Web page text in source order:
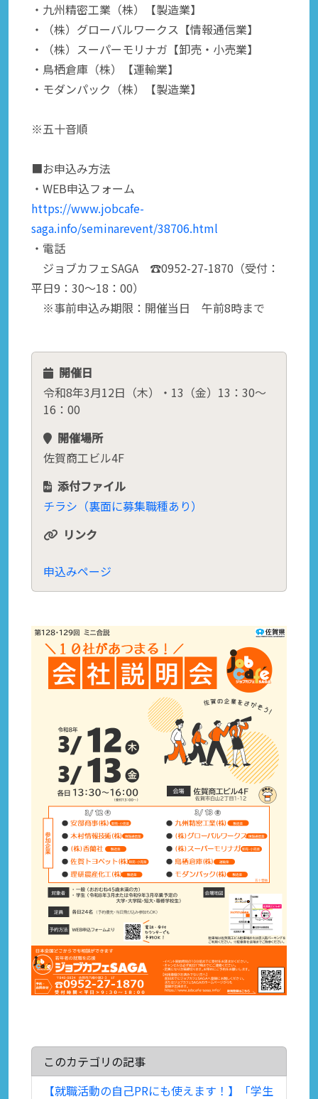
・九州精密工業（株）【製造業】
・（株）グローバルワークス【情報通信業】
・（株）スーパーモリナガ【卸売・小売業】
・鳥栖倉庫（株）【運輸業】
・モダンパック（株）【製造業】
※五十音順
■お申込み方法
・WEB申込フォーム
https://www.jobcafe-
saga.info/seminarevent/38706.html
・電話
ジョブカフェSAGA ☎0952-27-1870（受付：
平日9：30～18：00）
※事前申込み期限：開催当日 午前8時まで
開催日
令和8年3月12日（木）・13（金）13：30～
16：00
開催場所
佐賀商工ビル4F
添付ファイル
チラシ（裏面に募集職種あり）
リンク
申込みページ
このカテゴリの記事
【就職活動の自己PRにも使えます！】「学生